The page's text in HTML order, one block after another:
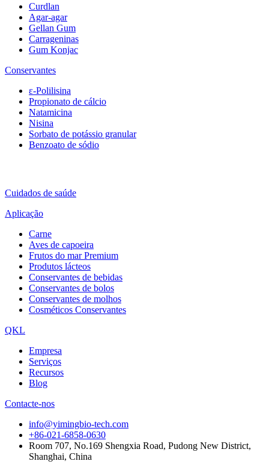
Curdlan
Agar-agar
Gellan Gum
Carrageninas
Gum Konjac
Conservantes
ε-Polilisina
Propionato de cálcio
Natamicina
Nisina
Sorbato de potássio granular
Benzoato de sódio
Cuidados de saúde
Aplicação
Carne
Aves de capoeira
Frutos do mar Premium
Produtos lácteos
Conservantes de bebidas
Conservantes de bolos
Conservantes de molhos
Cosméticos Conservantes
QKL
Empresa
Serviços
Recursos
Blog
Contacte-nos
info@yimingbio-tech.com
+86-021-6858-0630
Room 707, No.169 Shengxia Road, Pudong New District,
Shanghai, China